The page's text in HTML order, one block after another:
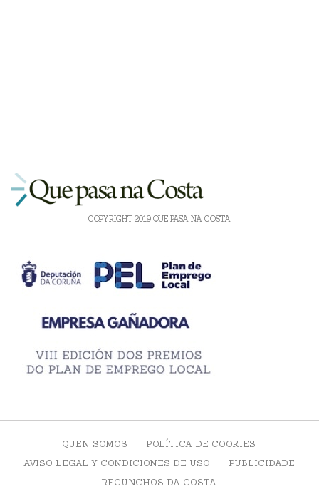
COPYRIGHT 2019 QUE PASA NA COSTA
QUEN SOMOS
POLÍTICA DE COOKIES
AVISO LEGAL Y CONDICIONES DE USO
PUBLICIDADE
RECUNCHOS DA COSTA